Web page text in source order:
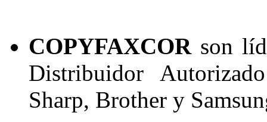
COPYFAXCOR son
Distribuidor
Sharp, Brother y